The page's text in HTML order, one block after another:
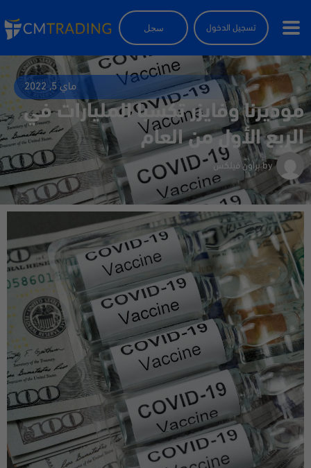
تسجيل الدخول سجل
ماي 5, 2022
موديرنا وفايزر تكسبا المليارات في
الربع الأول من العام
by براون فيلكس